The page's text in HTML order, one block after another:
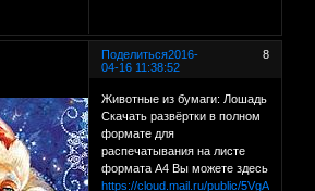
Поделиться 8
2016-
04-16 11:38:52
Животные из бумаги: Лошадь
Скачать развёртки в полном
формате для
распечатывания на листе
формата А4 Вы можете здесь
https://cloud.mail.ru/public/5VgA/